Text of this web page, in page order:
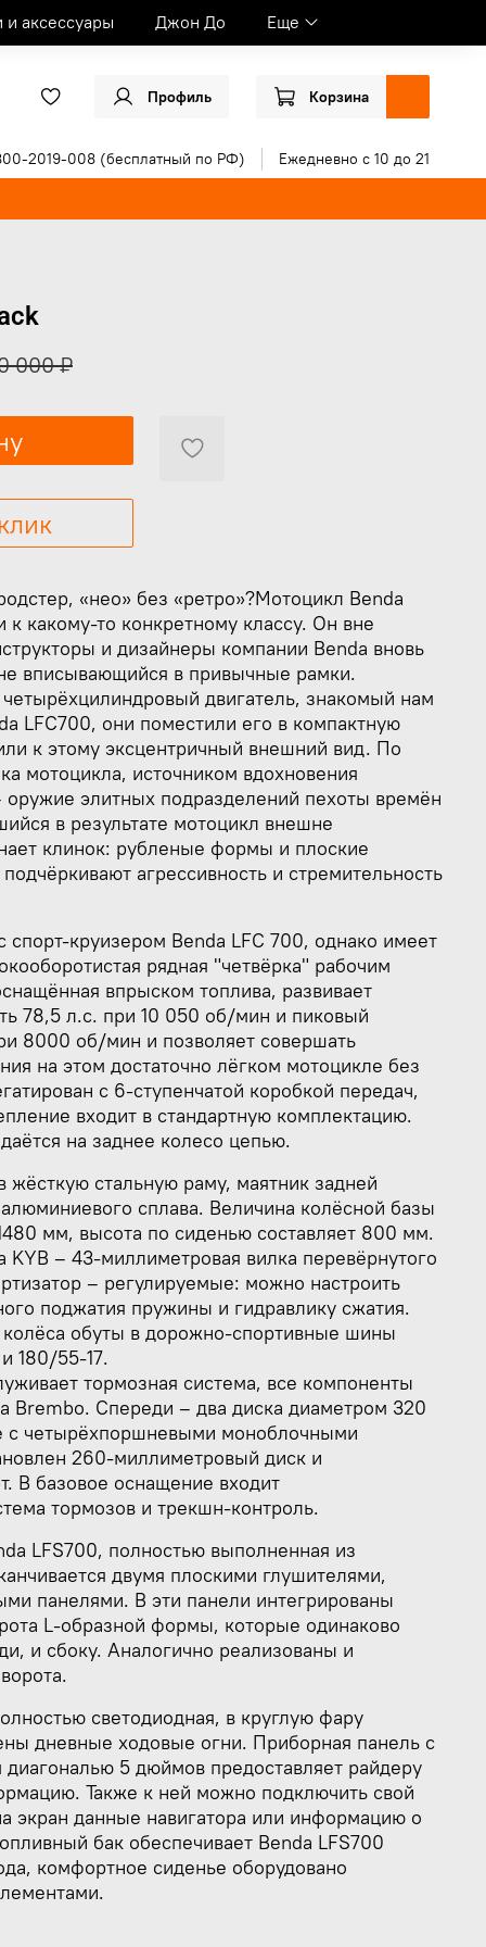
и аксессуары Джон До Еще
Профиль Корзина
2019-008 (бесплатный по РФ) Ежедневно с 10 до 21
000 ₽
«нео» без «ретро»?Мотоцикл Benda
к какому-то конкретному классу. Он вне
и дизайнеры компании Benda вновь
вписывающийся в привычные рамки.
двигатель, знакомый нам
LFC700, они поместили его в компактную
к этому эксцентричный внешний вид. По
мотоцикла, источником вдохновения
элитных подразделений пехоты времён
в результате мотоцикл внешне
клинок: рубленые формы и плоские
агрессивность и стремительность
спорт-круизером Benda LFC 700, однако имеет
рядная "четвёрка" рабочим
впрыском топлива, развивает
78,5 л.с. при 10 050 об/мин и пиковый
8000 об/мин и позволяет совершать
на этом достаточно лёгком мотоцикле без
с 6-ступенчатой коробкой передач,
входит в стандартную комплектацию.
на заднее колесо цепью.
жёсткую стальную раму, маятник задней
сплава. Величина колёсной базы
мм, высота по сиденью составляет 800 мм.
KYB – 43-миллиметровая вилка перевёрнутого
– регулируемые: можно настроить
поджатия пружины и гидравлику сжатия.
обуты в дорожно-спортивные шины
180/55-17.
тормозная система, все компоненты
Brembo. Спереди – два диска диаметром 320
с четырёхпоршневыми моноблочными
260-миллиметровый диск и
В базовое оснащение входит
тормозов и трекшн-контроль.
LFS700, полностью выполненная из
двумя плоскими глушителями,
панелями. В эти панели интегрированы
L-образной формы, которые одинаково
и сбоку. Аналогично реализованы и
светодиодная, в круглую фару
дневные ходовые огни. Приборная панель с
5 дюймов предоставляет райдеру
Также к ней можно подключить свой
экран данные навигатора или информацию о
бак обеспечивает Benda LFS700
комфортное сиденье оборудовано